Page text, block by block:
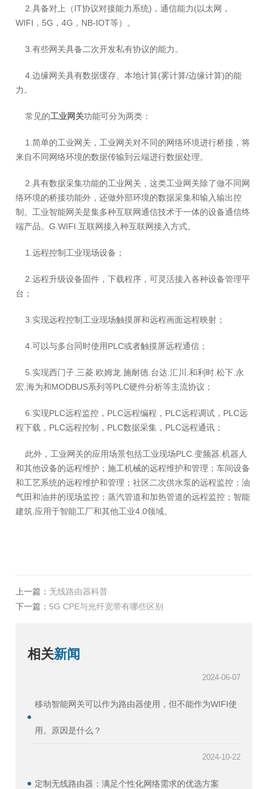
2.具备对上（IT协议对接能力系统)，通信能力(以太网，
WIFI，5G，4G，NB-IOT等）。
3.有些网关具备二次开发私有协议的能力。
4.边缘网关具有数据缓存、本地计算(雾计算/边缘计算)的能
力。
常见的工业网关功能可分为两类：
1.简单的工业网关， 工业网关对不同的网络环境进行桥接，将
来自不同网络环境的数据传输到云端进行数据处理。
2.具有数据采集功能的工业网关， 这类工业网关除了做不同网
络环境的桥接功能外，还做外部环境的数据采集和输入输出控
制。 工业智能网关是集多种互联网通信技术于一体的设备通信终
端产品。 G.WIFI. 互联网接入种互联网接入方式。
1.远程控制工业现场设备；
2.远程升级设备固件，下载程序，可灵活接入各种设备管理平
台；
3.实现远程控制工业现场触摸屏和远程画面远程映射；
4.可以与多台同时使用PLC或者触摸屏远程通信；
5.实现西门子.三菱.欧姆龙.施耐德.台达.汇川.和利时.松下.永
宏.海为和MODBUS系列等PLC硬件分析等主流协议；
6.实现PLC远程监控，PLC远程编程，PLC远程调试，PLC远
程下载，PLC远程控制，PLC数据采集，PLC远程通讯；
此外，工业网关的应用场景包括工业现场PLC.变频器.机器人
和其他设备的远程维护；施工机械的远程维护和管理；车间设备
和工艺系统的远程维护和管理；社区二次供水泵的远程监控；油
气田和油井的现场监控；蒸汽管道和加热管道的远程监控；智能
建筑.应用于智能工厂和其他工业4.0领域。
上一篇： 无线路由器科普
下一篇： 5G CPE与光纤宽带有哪些区别
相关新闻
2024-06-07
移动智能网关可以作为路由器使用，但不能作为WIFI使
用。原因是什么？
2024-10-22
定制无线路由器：满足个性化网络需求的优选方案